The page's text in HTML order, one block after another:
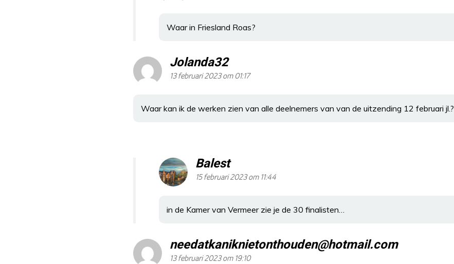
Waar in Friesland Roas?
Jolanda32
13 februari 2023 om 01:17
Waar kan ik de werken zien van alle deelnemers van van de uitzending 12 februari jl.?
Balest
15 februari 2023 om 11:44
in de Kamer van Vermeer zie je de 30 finalisten…
needatkaniknietonthouden@hotmail.com
13 februari 2023 om 19:10